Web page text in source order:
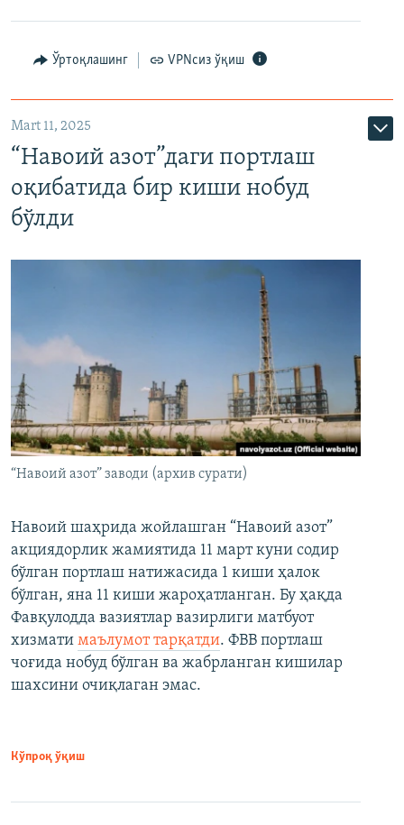
Ўртоқлашинг VPNсиз ўқиш
Mart 11, 2025
“Навоий азот”даги портлаш
оқибатида бир киши нобуд
бўлди
“Навоий азот” заводи (архив сурати)
Навоий шаҳрида жойлашган “Навоий азот”
акциядорлик жамиятида 11 март куни содир
бўлган портлаш натижасида 1 киши ҳалок
бўлган, яна 11 киши жароҳатланган. Бу ҳақда
Фавқулодда вазиятлар вазирлиги матбуот
хизмати маълумот тарқатди. ФВВ портлаш
чоғида нобуд бўлган ва жабрланган кишилар
шахсини очиқлаган эмас.
Кўпроқ ўқиш